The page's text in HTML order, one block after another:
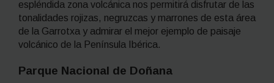
espléndida zona volcánica nos permitirá disfrutar de las
tonalidades rojizas, negruzcas y marrones de esta área
de la Garrotxa y admirar el mejor ejemplo de paisaje
volcánico de la Península Ibérica.
Parque Nacional de Doñana